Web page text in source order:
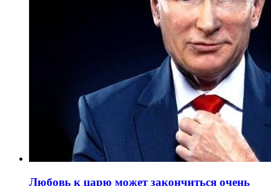
Любовь к царю может закончиться очень